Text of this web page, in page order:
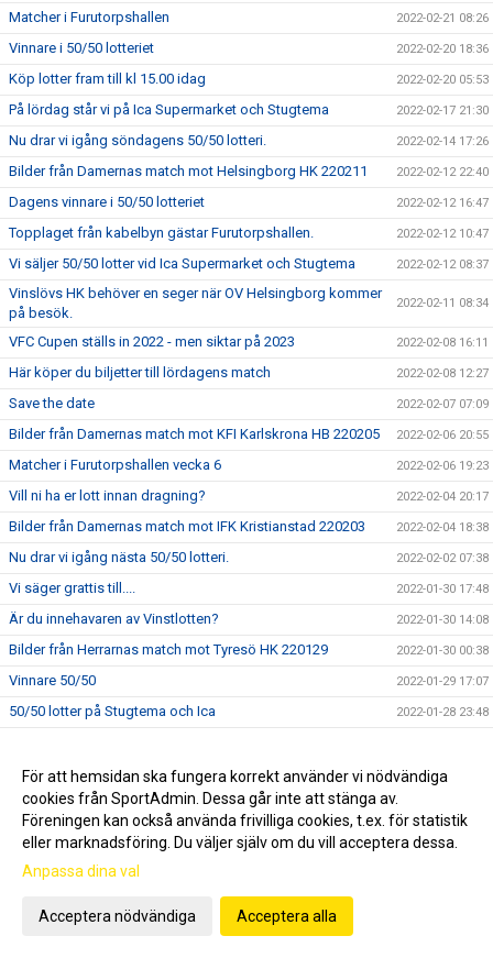
Matcher i Furutorpshallen 2022-02-21 08:26
Vinnare i 50/50 lotteriet 2022-02-20 18:36
Köp lotter fram till kl 15.00 idag 2022-02-20 05:53
På lördag står vi på Ica Supermarket och Stugtema 2022-02-17 21:30
Nu drar vi igång söndagens 50/50 lotteri. 2022-02-14 17:26
Bilder från Damernas match mot Helsingborg HK 220211 2022-02-12 22:40
Dagens vinnare i 50/50 lotteriet 2022-02-12 16:47
Topplaget från kabelbyn gästar Furutorpshallen. 2022-02-12 10:47
Vi säljer 50/50 lotter vid Ica Supermarket och Stugtema 2022-02-12 08:37
Vinslövs HK behöver en seger när OV Helsingborg kommer
på besök.
2022-02-11 08:34
VFC Cupen ställs in 2022 - men siktar på 2023 2022-02-08 16:11
Här köper du biljetter till lördagens match 2022-02-08 12:27
Save the date 2022-02-07 07:09
Bilder från Damernas match mot KFI Karlskrona HB 220205 2022-02-06 20:55
Matcher i Furutorpshallen vecka 6 2022-02-06 19:23
Vill ni ha er lott innan dragning? 2022-02-04 20:17
Bilder från Damernas match mot IFK Kristianstad 220203 2022-02-04 18:38
Nu drar vi igång nästa 50/50 lotteri. 2022-02-02 07:38
Vi säger grattis till.... 2022-01-30 17:48
Är du innehavaren av Vinstlotten? 2022-01-30 14:08
Bilder från Herrarnas match mot Tyresö HK 220129 2022-01-30 00:38
Vinnare 50/50 2022-01-29 17:07
50/50 lotter på Stugtema och Ica 2022-01-28 23:48
Viktig info om VFC Cupen 2022 2022-01-25 09:17
Matcher i Furutorpshallen vecka 4 2022-01-24 18:03
Bilder från Damernas match mot HF Eslövstjejerna 220121 2022-01-23 13:18
USM i Furutorpshallen 22 januari
Matcher i Furutorpshallen vecka 3
För att hemsidan ska fungera korrekt använder vi nödvändiga
cookies från SportAdmin. Dessa går inte att stänga av.
Föreningen kan också använda frivilliga cookies, t.ex. för statistik
eller marknadsföring. Du väljer själv om du vill acceptera dessa.
Anpassa dina val
Acceptera nödvändiga Acceptera alla